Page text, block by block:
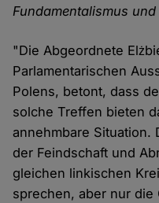
Fundamentalismus
"Die Abgeordnete
Parlamentarischen
Polens, betont, dass
solche Treffen bieten
annehmbare Situation.
der Feindschaft und
gleichen linkischen
sprechen, aber nur